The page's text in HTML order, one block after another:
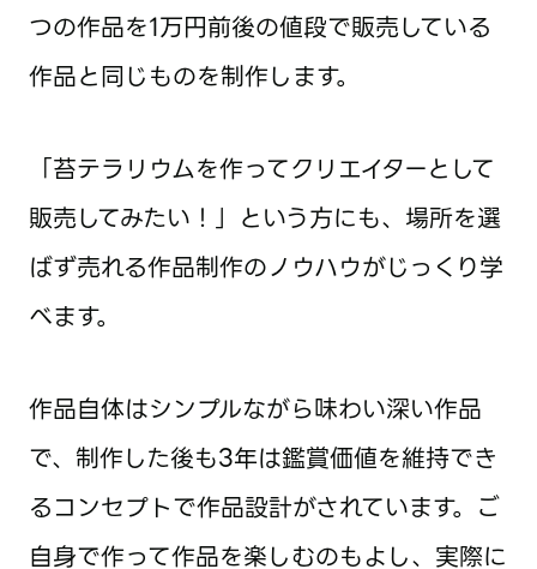
つの作品を1万円前後の値段で販売している
作品と同じものを制作します。
「苔テラリウムを作ってクリエイターとして
販売してみたい！」という方にも、場所を選
ばず売れる作品制作のノウハウがじっくり学
べます。
作品自体はシンプルながら味わい深い作品
で、制作した後も3年は鑑賞価値を維持でき
るコンセプトで作品設計がされています。ご
自身で作って作品を楽しむのもよし、実際に